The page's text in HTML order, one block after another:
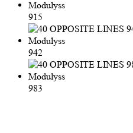
915
942
983